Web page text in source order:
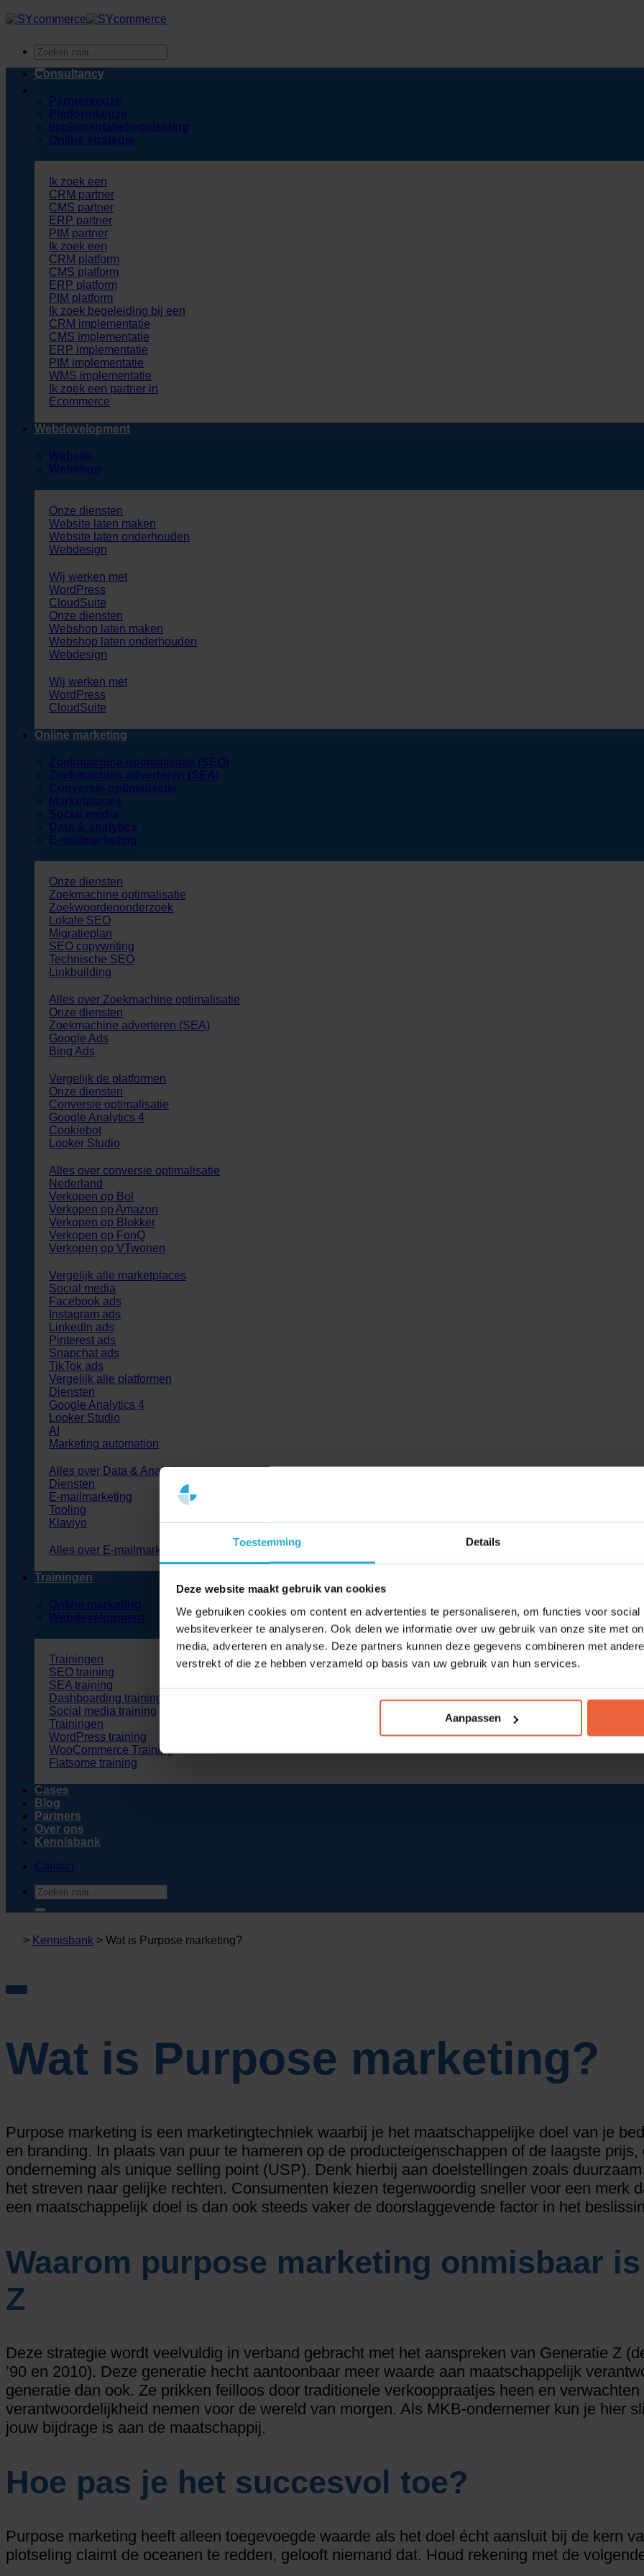
Toestemming Details
Deze website maakt gebruik van cookies
We gebruiken cookies om content en advertenties te personaliseren, om functies voor
websiteverkeer te analyseren. Ook delen we informatie over uw gebruik van onze site met
media, adverteren en analyse. Deze partners kunnen deze gegevens combineren met
verstrekt of die ze hebben verzameld op basis van uw gebruik van hun services.
Aanpassen
Ga
naar
Zoeken
naar:
Consultancy
Partnerkeuze
Platformkeuze
Implementatiebegeleiding
Online strategie
Ik zoek een
CRM partner
CMS partner
ERP partner
PIM partner
Ik zoek een
CRM platform
CMS platform
ERP platform
PIM platform
Ik zoek begeleiding bij een
CRM implementatie
CMS implementatie
ERP implementatie
PIM implementatie
WMS implementatie
Ik zoek een partner in
Ecommerce
Webdevelopment
Website
Webshop
Onze diensten
Website laten maken
Website laten onderhouden
Webdesign
Wij werken met
WordPress
CloudSuite
Onze diensten
Webshop laten maken
Webshop laten onderhouden
Webdesign
Wij werken met
WordPress
CloudSuite
Online marketing
Zoekmachine optimalisatie (SEO)
Zoekmachine adverteren (SEA)
Conversie optimalisatie
Marketplaces
Social media
Data & analytics
E-mailmarketing
Onze diensten
Zoekmachine optimalisatie
Zoekwoordenonderzoek
Lokale SEO
Migratieplan
SEO copywriting
Technische SEO
Linkbuilding
Alles over Zoekmachine optimalisatie
Onze diensten
Zoekmachine adverteren (SEA)
Google Ads
Bing Ads
Vergelijk de platformen
Onze diensten
Conversie optimalisatie
Google Analytics 4
Cookiebot
Looker Studio
Alles over conversie optimalisatie
Nederland
Verkopen op Bol
Verkopen op Amazon
Verkopen op Blokker
Verkopen op FonQ
Verkopen op VTwonen
Vergelijk alle marketplaces
Social media
Facebook ads
Instagram ads
LinkedIn ads
Pinterest ads
Snapchat ads
TikTok ads
Vergelijk alle platformen
Diensten
Google Analytics 4
Looker Studio
AI
Marketing automation
Alles over Data & Analytics
Diensten
E-mailmarketing
Tooling
Klaviyo
Alles over E-mailmarketing
Trainingen
Online marketing
Webdevelopment
Trainingen
SEO training
SEA training
Dashboarding training
Social media training
Trainingen
WordPress training
WooCommerce Training
Flatsome training
Cases
Blog
Partners
Over ons
Kennisbank
Contact
Zoeken
naar:
> Kennisbank > Wat is Purpose marketing?
Wat is Purpose marketing?
Purpose marketing is een marketingtechniek waarbij je het maatschappelijke doel van je
en branding. In plaats van puur te hameren op de producteigenschappen of de laagste
onderneming als unique selling point (USP). Denk hierbij aan doelstellingen zoals
het streven naar gelijke rechten. Consumenten kiezen tegenwoordig sneller voor een merk
een maatschappelijk doel is dan ook steeds vaker de doorslaggevende factor in het
Waarom purpose marketing onmisbaar
Z
Deze strategie wordt veelvuldig in verband gebracht met het aanspreken van Generatie Z
’90 en 2010). Deze generatie hecht aantoonbaar meer waarde aan maatschappelijk
generatie dan ook. Ze prikken feilloos door traditionele verkooppraatjes heen en
verantwoordelijkheid nemen voor de wereld van morgen. Als MKB-ondernemer kun je hier
jouw bijdrage is aan de maatschappij.
Hoe pas je het succesvol toe?
Purpose marketing heeft alleen toegevoegde waarde als het doel écht aansluit bij de kern
plotseling claimt de oceanen te redden, gelooft niemand dat. Houd rekening met de